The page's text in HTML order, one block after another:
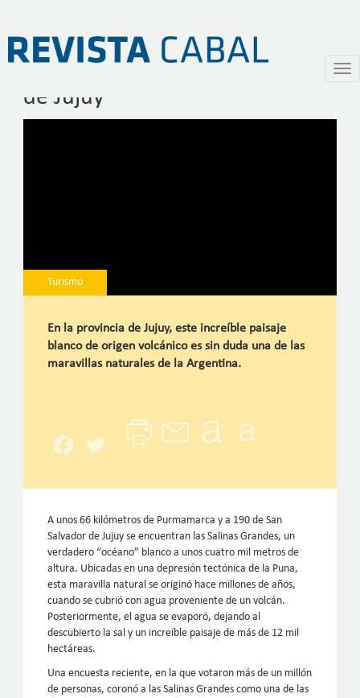
Pasar
contenido
Salinas Grandes en la provincia
de Jujuy
Turismo
En la provincia de Jujuy, este increíble paisaje
blanco de origen volcánico es sin duda una de las
maravillas naturales de la Argentina.
Facebook
Twitter
A unos 66 kilómetros de Purmamarca y a 190 de San
Salvador de Jujuy se encuentran las Salinas Grandes, un
verdadero “océano” blanco a unos cuatro mil metros de
altura. Ubicadas en una depresión tectónica de la Puna,
esta maravilla natural se originó hace millones de años,
cuando se cubrió con agua proveniente de un volcán.
Posteriormente, el agua se evaporó, dejando al
descubierto la sal y un increíble paisaje de más de 12 mil
hectáreas.
Una encuesta reciente, en la que votaron más de un millón
de personas, coronó a las Salinas Grandes como una de las